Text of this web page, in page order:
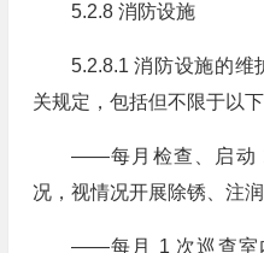
5.2.8 消防设施
5.2.8.1 消防设施的维
关规定，包括但不限于以下
——每月检查、启动
况，视情况开展除锈、注
——每月 1 次巡查室